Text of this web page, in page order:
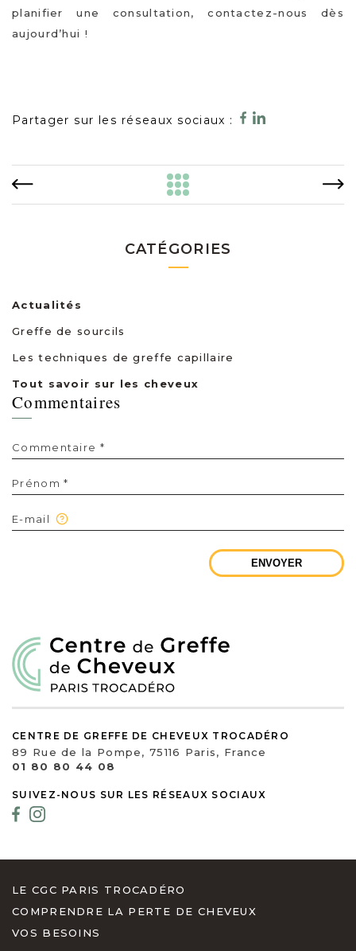
CATÉGORIES
Actualités
Greffe de sourcils
Les techniques de greffe capillaire
Tout savoir sur les cheveux
planifier une consultation, contactez-nous dès
aujourd’hui !
Partager sur les réseaux sociaux :
Commentaires
Commentaire *
Prénom *
E-mail
ENVOYER
CENTRE DE GREFFE DE CHEVEUX TROCADÉRO
89 Rue de la Pompe, 75116 Paris, France
01 80 80 44 08
SUIVEZ-NOUS SUR LES RÉSEAUX SOCIAUX
LE CGC PARIS TROCADÉRO
COMPRENDRE LA PERTE DE CHEVEUX
VOS BESOINS